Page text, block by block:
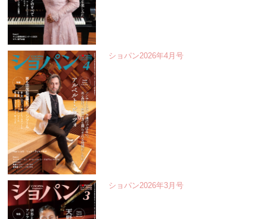
ショパン2026年4月号
ショパン2026年3月号